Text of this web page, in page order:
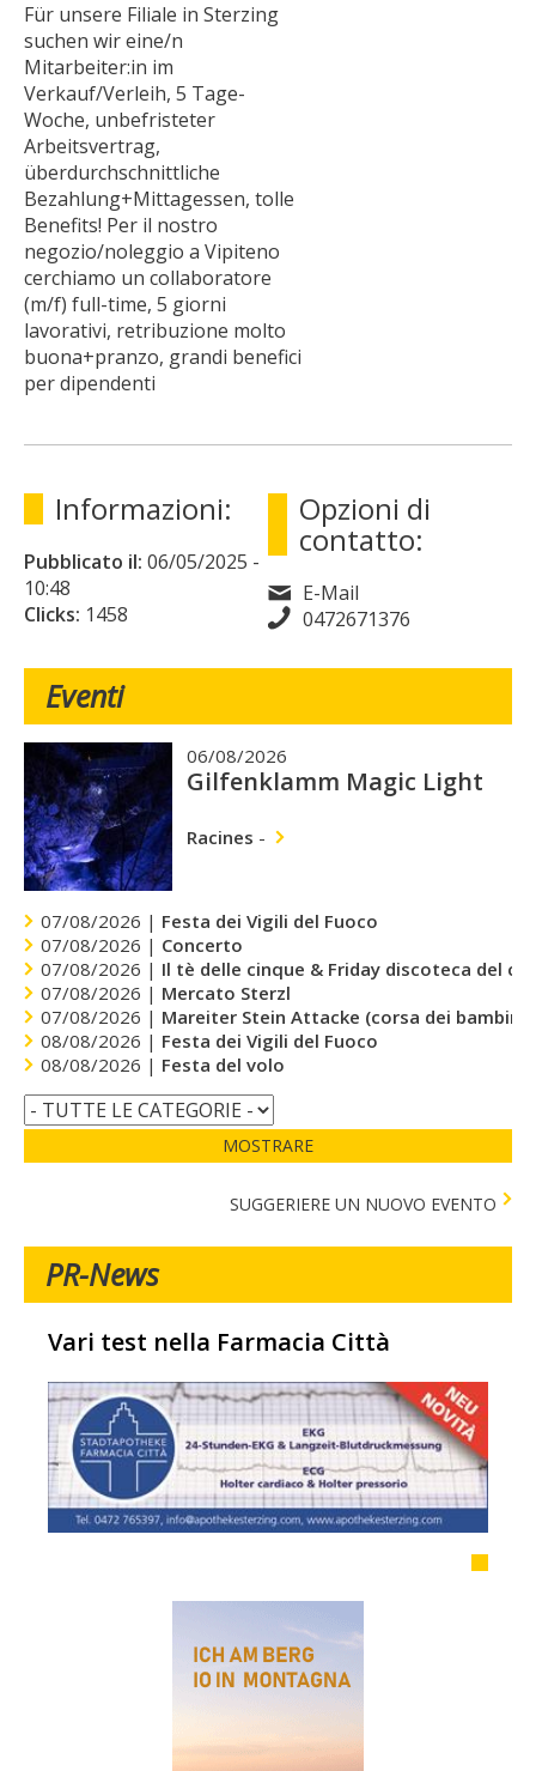
Für unsere Filiale in Sterzing
suchen wir eine/n
Mitarbeiter:in im
Verkauf/Verleih, 5 Tage-
Woche, unbefristeter
Arbeitsvertrag,
überdurchschnittliche
Bezahlung+Mittagessen, tolle
Benefits! Per il nostro
negozio/noleggio a Vipiteno
cerchiamo un collaboratore
(m/f) full-time, 5 giorni
lavorativi, retribuzione molto
buona+pranzo, grandi benefici
per dipendenti
Informazioni:
Pubblicato il: 06/05/2025 -
10:48
Clicks: 1458
Opzioni di
contatto:
E-Mail
0472671376
Eventi
06/08/2026
Gilfenklamm Magic Light
Racines -
07/08/2026 | Festa dei Vigili del Fuoco
07/08/2026 | Concerto
07/08/2026 | Il tè delle cinque & Friday discoteca del
07/08/2026 | Mercato Sterzl
07/08/2026 | Mareiter Stein Attacke (corsa dei bambini)
08/08/2026 | Festa dei Vigili del Fuoco
08/08/2026 | Festa del volo
MOSTRARE
SUGGERIERE UN NUOVO EVENTO
PR-News
Vari test nella Farmacia Città